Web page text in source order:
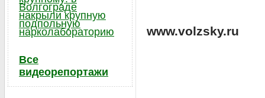
www.volzsky.ru
Волгограде
накрыли крупную
подпольную
нарколабораторию
Все
видеорепортажи